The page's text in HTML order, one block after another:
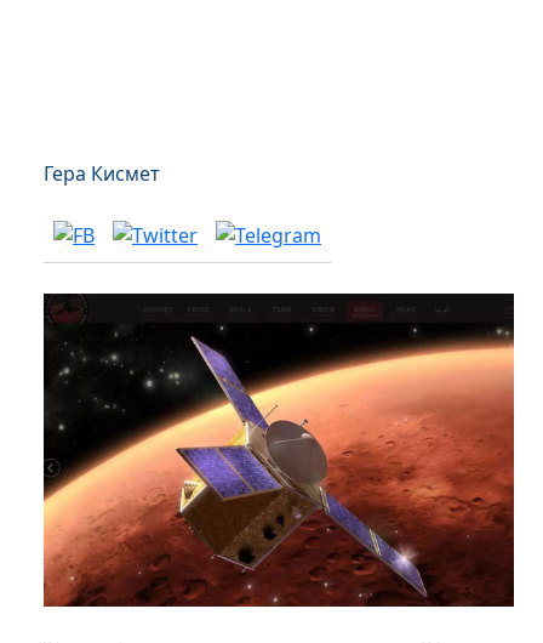
Гера Кисмет